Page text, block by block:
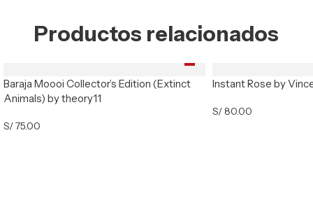
Productos relacionados
Baraja Moooi Collector’s Edition (Extinct
Animals) by theory11
S/75.00
Instant Rose by
S/80.00